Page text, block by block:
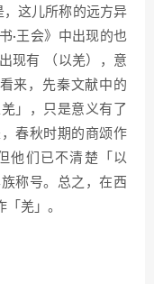
这儿所称的远方异
·王会》中出现的也
现有 （以羌），意
来，先秦文献中的
」，只是意义有了
春秋时期的商颂作
他们已不清楚「以
称号。总之，在西
羌」。